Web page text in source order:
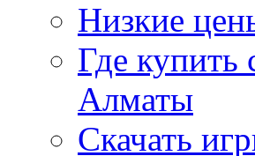
Низкие
Где
Алматы
Скачать